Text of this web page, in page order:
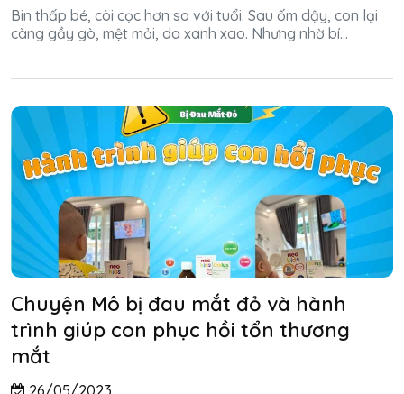
Bin thấp bé, còi cọc hơn so với tuổi. Sau ốm dậy, con lại
càng gầy gò, mệt mỏi, da xanh xao. Nhưng nhờ bí...
Chuyện Mô bị đau mắt đỏ và hành
trình giúp con phục hồi tổn thương
mắt